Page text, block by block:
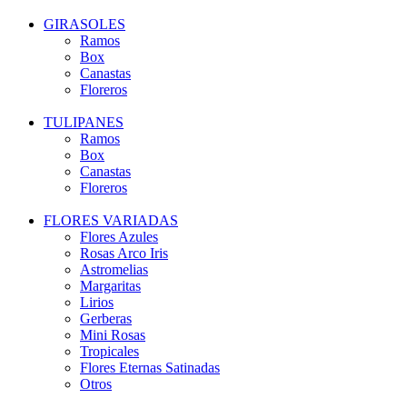
GIRASOLES
Ramos
Box
Canastas
Floreros
TULIPANES
Ramos
Box
Canastas
Floreros
FLORES VARIADAS
Flores Azules
Rosas Arco Iris
Astromelias
Margaritas
Lirios
Gerberas
Mini Rosas
Tropicales
Flores Eternas Satinadas
Otros